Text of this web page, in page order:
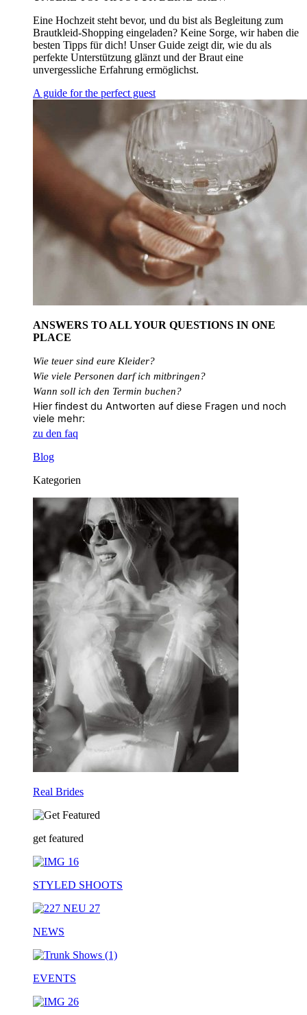
Eine Hochzeit steht bevor, und du bist als Begleitung zum
Brautkleid-Shopping eingeladen? Keine Sorge, wir haben die
besten Tipps für dich! Unser Guide zeigt dir, wie du als
perfekte Unterstützung glänzt und der Braut eine
unvergessliche Erfahrung ermöglichst.
A guide for the perfect guest
ANSWERS TO ALLYOUR QUESTIONS IN ONE
PLACE
Wie teuer sind eure Kleider?
Wie viele Personen darf ich mitbringen?
Wann soll ich den Termin buchen?
Hier findest du Antworten auf diese Fragen und noch
viele mehr:
zu den faq
Blog
Kategorien
Real Brides
get featured
STYLED SHOOTS
NEWS
EVENTS